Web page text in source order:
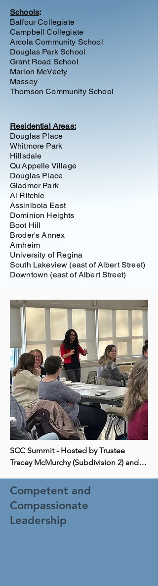
Schools:
Balfour Collegiate
Campbell Collegiate
Arcola Community School
Douglas ParkSchool
Grant Road School
Marion McVeety
Massey
Thomson Community School
Residential Areas:
Douglas Place
Whitmore Park
Hillsdale
Qu'Appelle Village
Douglas Place
Gladmer Park
Al Ritchie
Assiniboia East
Dominion Heights
Boot Hill
Broder's Annex
Arnheim
University of Regina
South Lakeview (east of Albert Street)
Downtown (east of Albert Street)
SCC Summit - Hosted by Trustee
Tracey McMurchy (Subdivision 2) and
Competent and
Compassionate
Leadership